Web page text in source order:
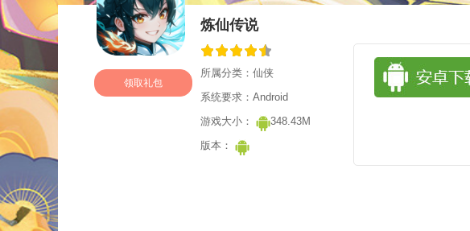
领取礼包
炼仙传说
所属分类：仙侠
系统要求：Android
游戏大小：
348.43M
版本：